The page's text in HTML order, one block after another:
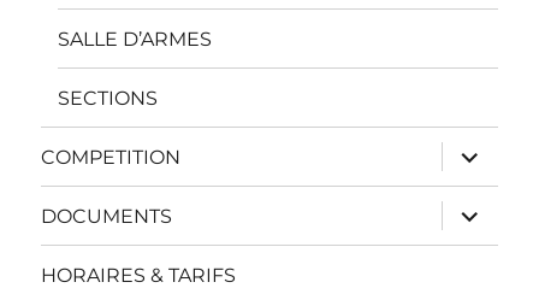
SALLE D’ARMES
SECTIONS
COMPETITION
ouvrir
le
sous-
menu
DOCUMENTS
ouvrir
le
sous-
HORAIRES & TARIFS